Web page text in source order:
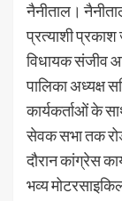
नैनीताल।
प्रत्याशी प्रकाश
विधायक संजीव
पालिका अध्यक्ष
कार्यकर्ताओं के
सेवक सभा तक
दौरान कांग्रेस
भव्य